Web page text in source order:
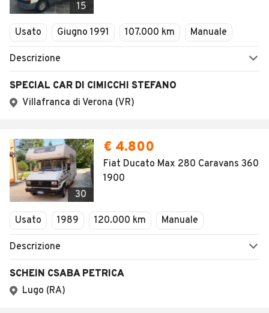
15
Usato Giugno 1991 107.000 km Manuale
Descrizione
SPECIAL CAR DI CIMICCHI STEFANO
Villafranca di Verona (VR)
30
€ 4.800
Fiat Ducato Max 280 Caravans 360
1900
Usato 1989 120.000 km Manuale
Descrizione
SCHEIN CSABA PETRICA
Lugo (RA)